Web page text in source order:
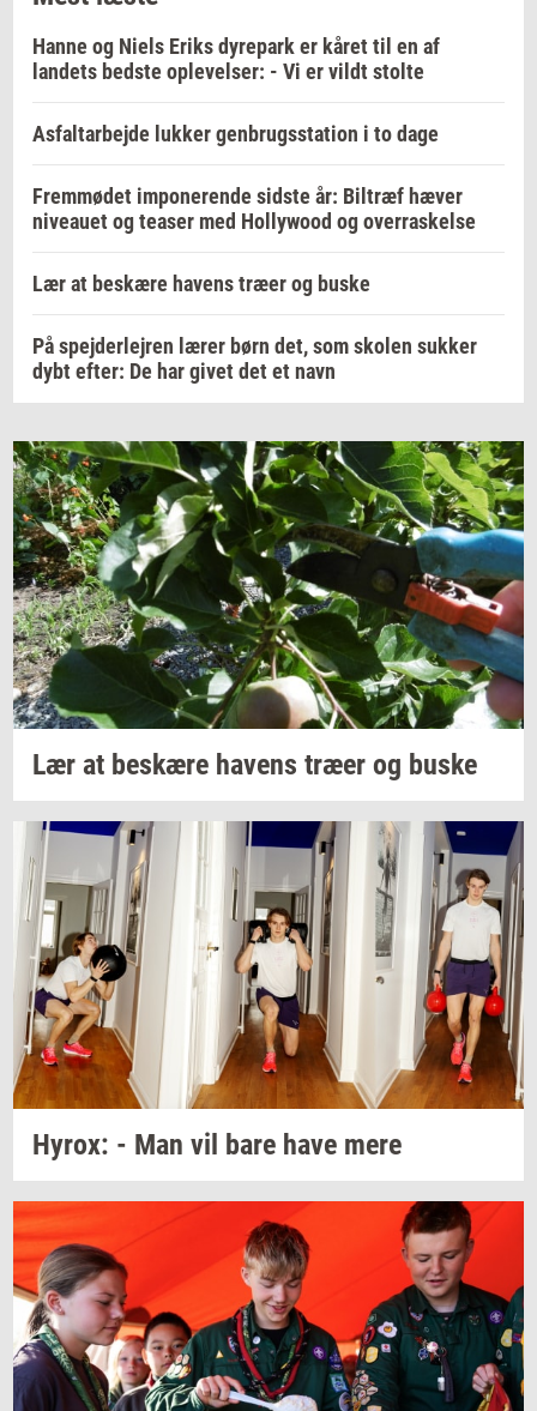
Hanne og Niels Eriks dyrepark er kåret til en af
landets bedste oplevelser: - Vi er vildt stolte
Asfaltarbejde lukker genbrugsstation i to dage
Fremmødet imponerende sidste år: Biltræf hæver
niveauet og teaser med Hollywood og overraskelse
Lær at beskære havens træer og buske
På spejderlejren lærer børn det, som skolen sukker
dybt efter: De har givet det et navn
Lær at be­skæ­re ha­vens træer og buske
Hyrox: - Man vil bare have mere